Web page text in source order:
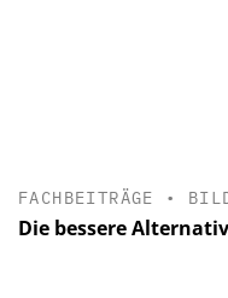
FACHBEITRÄGE •
Die bessere